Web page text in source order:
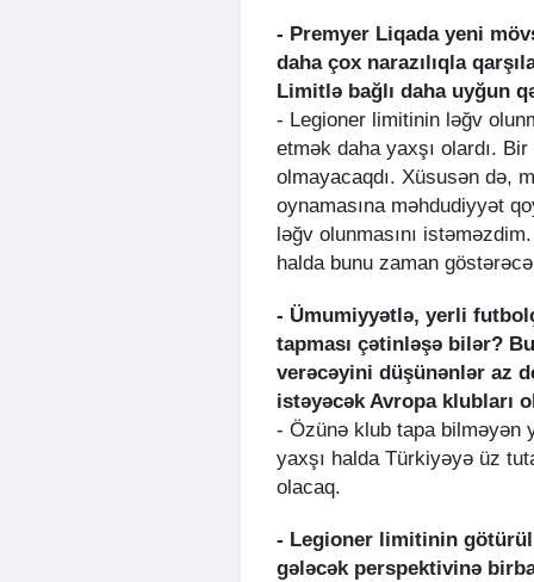
- Premyer Liqada yeni
daha çox narazılıqla
Limitlə bağlı daha uyğun
- Legioner limitinin ləğv
etmək daha yaxşı olardı.
olmayacaqdı. Xüsusən də,
oynamasına məhdudiyyət
ləğv olunmasını
halda bunu zaman
- Ümumiyyətlə, yerli
tapması çətinləşə bilər?
verəcəyini düşünənlər az
istəyəcək Avropa klubları
- Özünə klub tapa bilməyən
yaxşı halda Türkiyəyə üz
olacaq.
- Legioner limitinin
gələcək perspektivinə